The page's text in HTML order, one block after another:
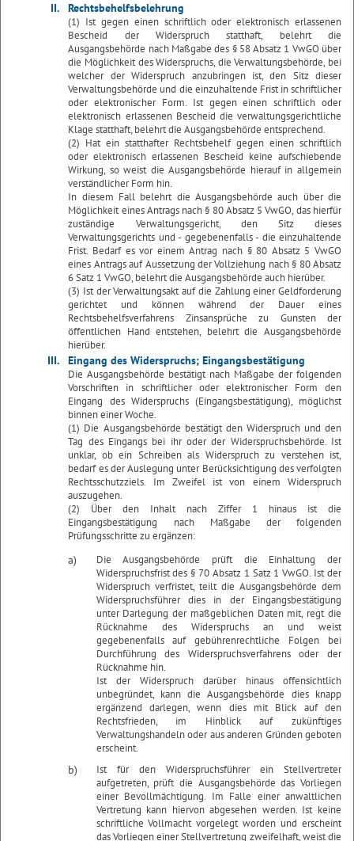
II. Rechtsbehelfsbelehrung
(1) Ist gegen einen schriftlich oder elektronisch erlassenen
Bescheid der Widerspruch statthaft, belehrt die
Ausgangsbehörde nach Maßgabe des § 58 Absatz 1 VwGO über
die Möglichkeit des Widerspruchs, die Verwaltungsbehörde, bei
welcher der Widerspruch anzubringen ist, den Sitz dieser
Verwaltungsbehörde und die einzuhaltende Frist in schriftlicher
oder elektronischer Form. Ist gegen einen schriftlich oder
elektronisch erlassenen Bescheid die verwaltungsgerichtliche
Klage statthaft, belehrt die Ausgangsbehörde entsprechend.
(2) Hat ein statthafter Rechtsbehelf gegen einen schriftlich
oder elektronisch erlassenen Bescheid keine aufschiebende
Wirkung, so weist die Ausgangsbehörde hierauf in allgemein
verständlicher Form hin.
In diesem Fall belehrt die Ausgangsbehörde auch über die
Möglichkeit eines Antrags nach § 80 Absatz 5 VwGO, das hierfür
zuständige Verwaltungsgericht, den Sitz dieses
Verwaltungsgerichts und - gegebenenfalls - die einzuhaltende
Frist. Bedarf es vor einem Antrag nach § 80 Absatz 5 VwGO
eines Antrags auf Aussetzung der Vollziehung nach § 80 Absatz
6 Satz 1 VwGO, belehrt die Ausgangsbehörde auch hierüber.
(3) Ist der Verwaltungsakt auf die Zahlung einer Geldforderung
gerichtet und können während der Dauer eines
Rechtsbehelfsverfahrens Zinsansprüche zu Gunsten der
öffentlichen Hand entstehen, belehrt die Ausgangsbehörde
hierüber.
III. Eingang des Widerspruchs; Eingangsbestätigung
Die Ausgangsbehörde bestätigt nach Maßgabe der folgenden
Vorschriften in schriftlicher oder elektronischer Form den
Eingang des Widerspruchs (Eingangsbestätigung), möglichst
binnen einer Woche.
(1) Die Ausgangsbehörde bestätigt den Widerspruch und den
Tag des Eingangs bei ihr oder der Widerspruchsbehörde. Ist
unklar, ob ein Schreiben als Widerspruch zu verstehen ist,
bedarf es der Auslegung unter Berücksichtigung des verfolgten
Rechtsschutzziels. Im Zweifel ist von einem Widerspruch
auszugehen.
(2) Über den Inhalt nach Ziffer 1 hinaus ist die
Eingangsbestätigung nach Maßgabe der folgenden
Prüfungsschritte zu ergänzen:
a)
Die Ausgangsbehörde prüft die Einhaltung der
Widerspruchsfrist des § 70 Absatz 1 Satz 1 VwGO. Ist der
Widerspruch verfristet, teilt die Ausgangsbehörde dem
Widerspruchsführer dies in der Eingangsbestätigung
unter Darlegung der maßgeblichen Daten mit, regt die
Rücknahme des Widerspruchs an und weist
gegebenenfalls auf gebührenrechtliche Folgen bei
Durchführung des Widerspruchsverfahrens oder der
Rücknahme hin.
Ist der Widerspruch darüber hinaus offensichtlich
unbegründet, kann die Ausgangsbehörde dies knapp
ergänzend darlegen, wenn dies mit Blick auf den
Rechtsfrieden, im Hinblick auf zukünftiges
Verwaltungshandeln oder aus anderen Gründen geboten
erscheint.
b)
Ist für den Widerspruchsführer ein Stellvertreter
aufgetreten, prüft die Ausgangsbehörde das Vorliegen
einer Bevollmächtigung. Im Falle einer anwaltlichen
Vertretung kann hiervon abgesehen werden. Ist keine
schriftliche Vollmacht vorgelegt worden und erscheint
das Vorliegen einer Stellvertretung zweifelhaft, weist die